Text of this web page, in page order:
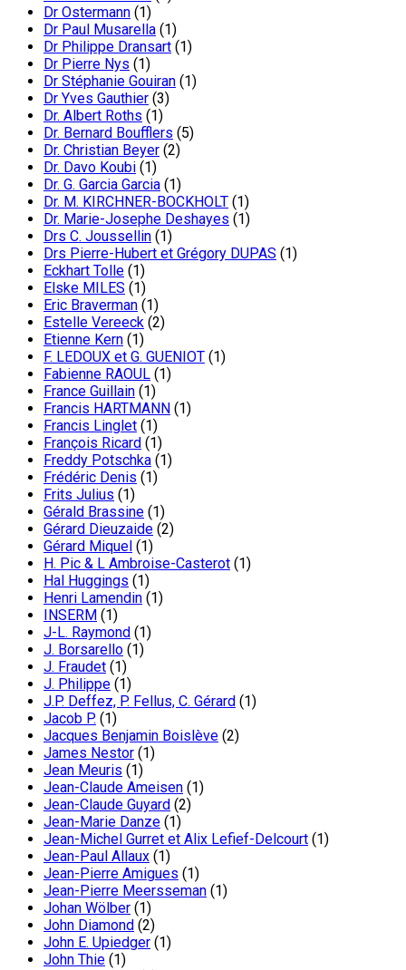
Dr Ostermann (1)
Dr Paul Musarella (1)
Dr Philippe Dransart (1)
Dr Pierre Nys (1)
Dr Stéphanie Gouiran (1)
Dr Yves Gauthier (3)
Dr. Albert Roths (1)
Dr. Bernard Boufflers (5)
Dr. Christian Beyer (2)
Dr. Davo Koubi (1)
Dr. G. Garcia Garcia (1)
Dr. M. KIRCHNER-BOCKHOLT (1)
Dr. Marie-Josephe Deshayes (1)
Drs C. Joussellin (1)
Drs Pierre-Hubert et Grégory DUPAS (1)
Eckhart Tolle (1)
Elske MILES (1)
Eric Braverman (1)
Estelle Vereeck (2)
Etienne Kern (1)
F. LEDOUX et G. GUENIOT (1)
Fabienne RAOUL (1)
France Guillain (1)
Francis HARTMANN (1)
Francis Linglet (1)
François Ricard (1)
Freddy Potschka (1)
Frédéric Denis (1)
Frits Julius (1)
Gérald Brassine (1)
Gérard Dieuzaide (2)
Gérard Miquel (1)
H. Pic & L Ambroise-Casterot (1)
Hal Huggings (1)
Henri Lamendin (1)
INSERM (1)
J-L. Raymond (1)
J. Borsarello (1)
J. Fraudet (1)
J. Philippe (1)
J.P. Deffez, P. Fellus, C. Gérard (1)
Jacob P. (1)
Jacques Benjamin Boislève (2)
James Nestor (1)
Jean Meuris (1)
Jean-Claude Ameisen (1)
Jean-Claude Guyard (2)
Jean-Marie Danze (1)
Jean-Michel Gurret et Alix Lefief-Delcourt (1)
Jean-Paul Allaux (1)
Jean-Pierre Amigues (1)
Jean-Pierre Meersseman (1)
Johan Wölber (1)
John Diamond (2)
John E. Upiedger (1)
John Thie (1)